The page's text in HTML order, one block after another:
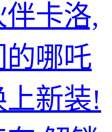
卡洛,
哪吒
新装!